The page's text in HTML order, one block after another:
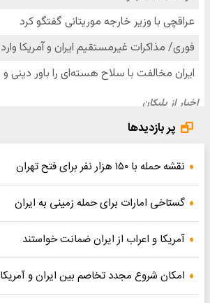
پر بازدیدها
نقشه حمله با ۱۵۰ هزار نفر برای فتح تهران
گستاخی امارات برای حمله زمینی به ایران
آمریکا و اعراب از ایران ضمانت خواستند
امکان شروع مجدد تخاصم‌ بین ایران و آمریکا